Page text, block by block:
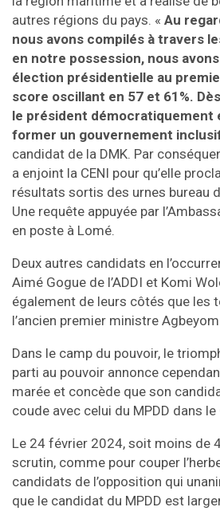
autres régions du pays. « Au
nous avons compilés à travers
en notre possession, nous
élection présidentielle au
score oscillant en 57 et 61%.
le président démocratiquement
former un gouvernement
candidat de la DMK. Par
a enjoint la CENI pour qu’elle
résultats sortis des urnes bureau
Une requête appuyée par
en poste à Lomé.
Deux autres candidats en
Aimé Gogue de l’ADDI et Komi
également de leurs côtés que les
l’ancien premier ministre
Dans le camp du pouvoir, le
parti au pouvoir annonce
marée et concède que son
coude avec celui du MPDD dans
Le 24 février 2024, soit moins de
scrutin, comme pour couper
candidats de l’opposition qui
que le candidat du MPDD est